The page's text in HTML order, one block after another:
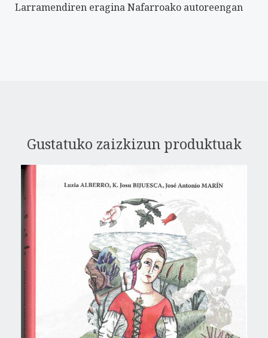
Larramendiren eragina Nafarroako autoreengan
Gustatuko zaizkizun produktuak